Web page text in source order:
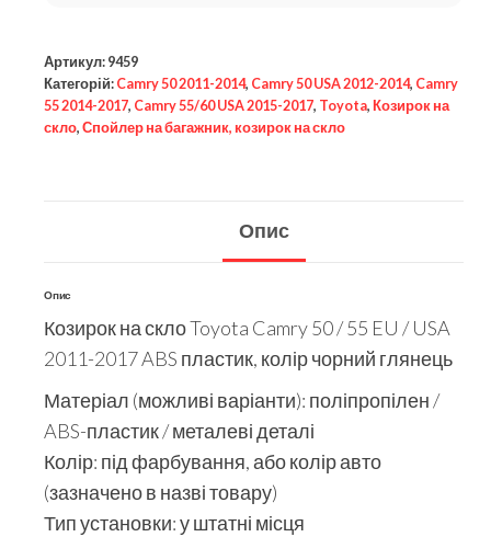
Артикул: 9459
Категорій: Camry 50 2011-2014, Camry 50 USA 2012-2014, Camry
55 2014-2017, Camry 55/60 USA 2015-2017, Toyota, Козирок на
скло, Спойлер на багажник, козирок на скло
Опис
Опис
Козирок на скло Toyota Camry 50 / 55 EU / USA
2011-2017 ABS пластик, колір чорний глянець
Матеріал (можливі варіанти): поліпропілен /
ABS-пластик / металеві деталі
Колір: під фарбування, або колір авто
(зазначено в назві товару)
Тип установки: у штатні місця